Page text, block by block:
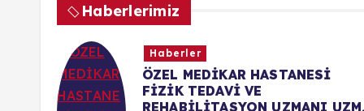
Haberlerimiz
UZM.
MARZINC MARMARA
KAZANIM ŞİRKETİ
BAYRAMI KUTLAMA